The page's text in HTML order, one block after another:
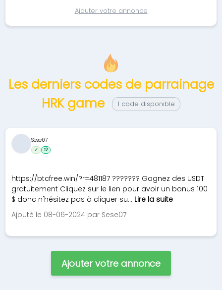
Ajouter votre annonce
Les derniers codes de parrainage
HRK game
1 code disponible
https://btcfree.win/?r=481187 ??????? Gagnez des USDT
gratuitement Cliquez sur le lien pour avoir un bonus 100
$ donc n'hésitez pas à cliquer su... Lire la suite
Ajouté le 08-06-2024 par Sese07
Sese07
✓ 12
Ajouter votre annonce